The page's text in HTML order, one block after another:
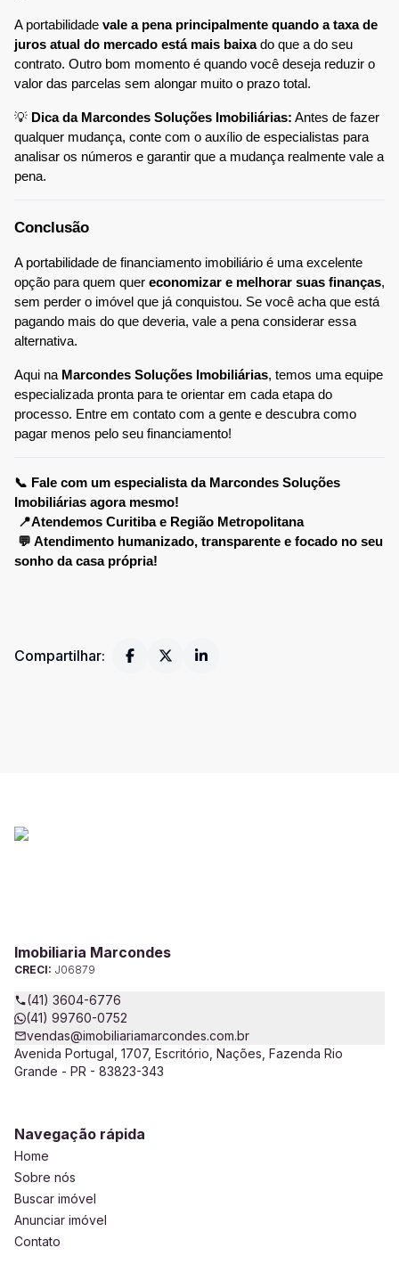
A portabilidade vale a pena principalmente quando a taxa de
juros atual do mercado está mais baixa do que a do seu
contrato. Outro bom momento é quando você deseja reduzir o
valor das parcelas sem alongar muito o prazo total.
💡 Dica da Marcondes Soluções Imobiliárias: Antes de fazer
qualquer mudança, conte com o auxílio de especialistas para
analisar os números e garantir que a mudança realmente vale a
pena.
Conclusão
A portabilidade de financiamento imobiliário é uma excelente
opção para quem quer economizar e melhorar suas finanças,
sem perder o imóvel que já conquistou. Se você acha que está
pagando mais do que deveria, vale a pena considerar essa
alternativa.
Aqui na Marcondes Soluções Imobiliárias, temos uma equipe
especializada pronta para te orientar em cada etapa do
processo. Entre em contato com a gente e descubra como
pagar menos pelo seu financiamento!
📞 Fale com um especialista da Marcondes Soluções
Imobiliárias agora mesmo!
📍Atendemos Curitiba e Região Metropolitana
💬 Atendimento humanizado, transparente e focado no seu
sonho da casa própria!
Compartilhar:
Imobiliaria Marcondes
CRECI: J06879
(41) 3604-6776
(41) 99760-0752
vendas@imobiliariamarcondes.com.br
Avenida Portugal, 1707, Escritório, Nações, Fazenda Rio
Grande - PR - 83823-343
Navegação rápida
Home
Sobre nós
Buscar imóvel
Anunciar imóvel
Contato